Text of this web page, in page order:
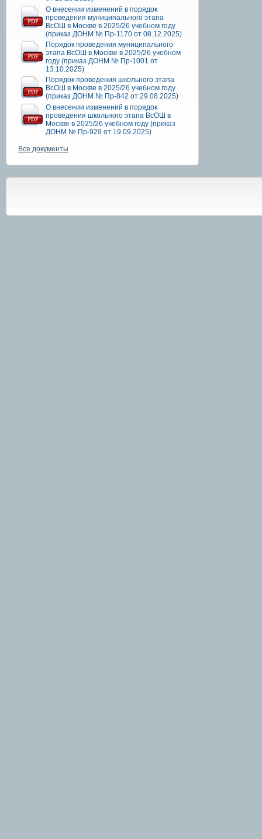
О внесении изменений в порядок
проведения муниципального этапа
ВсОШ в Москве в 2025/26 учебном году
(приказ ДОНМ № Пр-1170 от 08.12.2025)
Порядок проведения муниципального
этапа ВсОШ в Москве в 2025/26 учебном
году (приказ ДОНМ № Пр-1001 от
13.10.2025)
Порядок проведения школьного этапа
ВсОШ в Москве в 2025/26 учебном году
(приказ ДОНМ № Пр-842 от 29.08.2025)
О внесении изменений в порядок
проведения школьного этапа ВсОШ в
Москве в 2025/26 учебном году (приказ
ДОНМ № Пр-929 от 19.09.2025)
Все документы